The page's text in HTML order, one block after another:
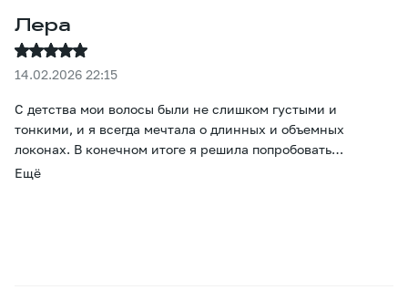
Лера
14.02.2026 22:15
С детства мои волосы были не слишком густыми и
тонкими, и я всегда мечтала о длинных и объемных
локонах. В конечном итоге я решила попробовать
наращивание. Больше всего меня беспокоил вопрос цвета,
Ещё